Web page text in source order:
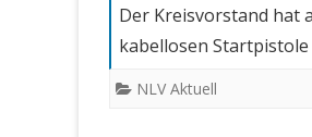
Der Kreisvorstand hat
kabellosen Startpistole
NLV Aktuell